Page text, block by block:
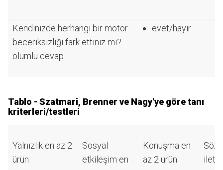
Kendinizde herhangi bir motor
beceriksizliği fark ettiniz mi?
olumlu cevap
evet/hayır
Tablo - Szatmari, Brenner ve Nagy'ye göre tanı
kriterleri/testleri
Yalnızlık en az 2
ürün
Sosyal
etkileşim en
Konuşma en
az 2 ürün